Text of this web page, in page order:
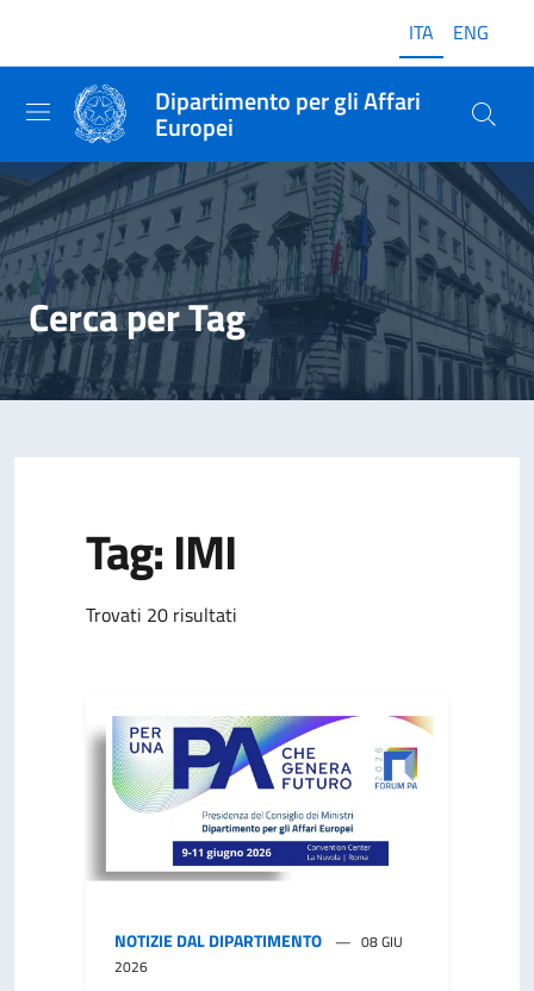
ITA ENG
Dipartimento per gli Affari
Europei
Cerca per Tag
Tag: IMI
Trovati 20 risultati
NOTIZIE DAL DIPARTIMENTO
08 GIU
2026